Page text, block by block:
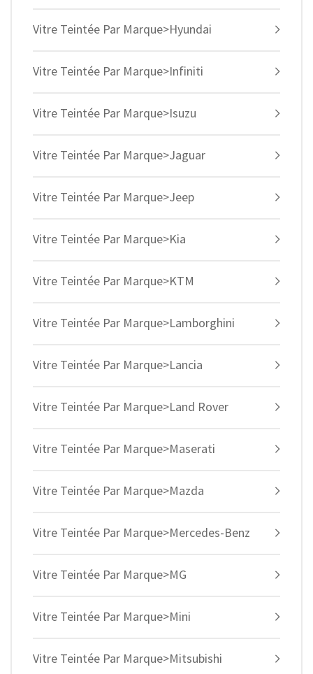
Vitre Teintée Par Marque>Hyundai
Vitre Teintée Par Marque>Infiniti
Vitre Teintée Par Marque>Isuzu
Vitre Teintée Par Marque>Jaguar
Vitre Teintée Par Marque>Jeep
Vitre Teintée Par Marque>Kia
Vitre Teintée Par Marque>KTM
Vitre Teintée Par Marque>Lamborghini
Vitre Teintée Par Marque>Lancia
Vitre Teintée Par Marque>Land Rover
Vitre Teintée Par Marque>Maserati
Vitre Teintée Par Marque>Mazda
Vitre Teintée Par Marque>Mercedes-Benz
Vitre Teintée Par Marque>MG
Vitre Teintée Par Marque>Mini
Vitre Teintée Par Marque>Mitsubishi